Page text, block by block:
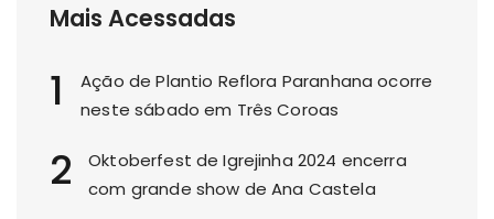
Mais Acessadas
1
Ação de Plantio Reflora Paranhana ocorre
neste sábado em Três Coroas
2
Oktoberfest de Igrejinha 2024 encerra
com grande show de Ana Castela